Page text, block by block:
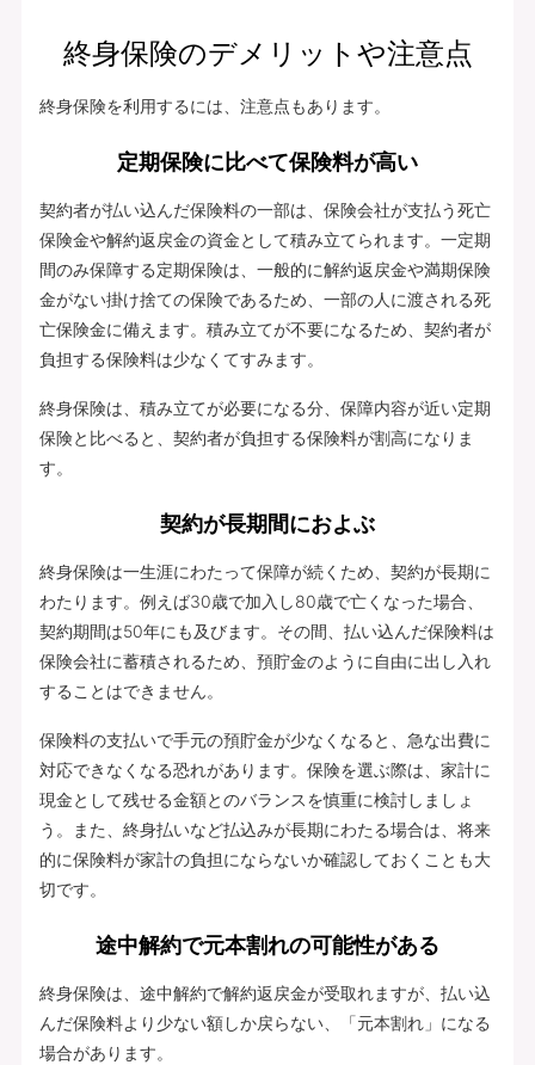
終身保険のデメリットや注意点
終身保険を利用するには、注意点もあります。
定期保険に比べて保険料が高い
契約者が払い込んだ保険料の一部は、保険会社が支払う死亡
保険金や解約返戻金の資金として積み立てられます。一定期
間のみ保障する定期保険は、一般的に解約返戻金や満期保険
金がない掛け捨ての保険であるため、一部の人に渡される死
亡保険金に備えます。積み立てが不要になるため、契約者が
負担する保険料は少なくてすみます。
終身保険は、積み立てが必要になる分、保障内容が近い定期
保険と比べると、契約者が負担する保険料が割高になりま
す。
契約が長期間におよぶ
終身保険は一生涯にわたって保障が続くため、契約が長期に
わたります。例えば30歳で加入し80歳で亡くなった場合、
契約期間は50年にも及びます。その間、払い込んだ保険料は
保険会社に蓄積されるため、預貯金のように自由に出し入れ
することはできません。
保険料の支払いで手元の預貯金が少なくなると、急な出費に
対応できなくなる恐れがあります。保険を選ぶ際は、家計に
現金として残せる金額とのバランスを慎重に検討しましょ
う。また、終身払いなど払込みが長期にわたる場合は、将来
的に保険料が家計の負担にならないか確認しておくことも大
切です。
途中解約で元本割れの可能性がある
終身保険は、途中解約で解約返戻金が受取れますが、払い込
んだ保険料より少ない額しか戻らない、「元本割れ」になる
場合があります。